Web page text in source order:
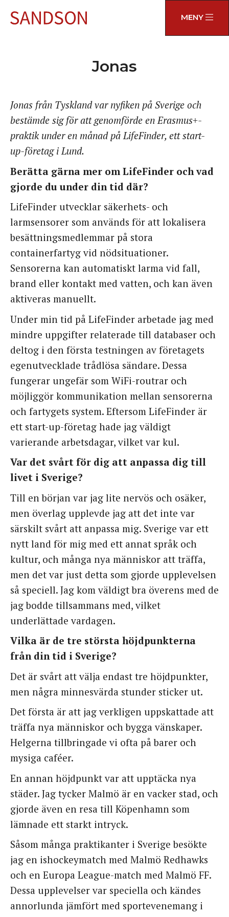
MENY
Jonas
Jonas från Tyskland var nyfiken på Sverige och
bestämde sig för att genomförde en Erasmus+-
praktik under en månad på LifeFinder, ett start-
up-företag i Lund.
Berätta gärna mer om LifeFinder och vad
gjorde du under din tid där?
LifeFinder utvecklar säkerhets- och
larmsensorer som används för att lokalisera
besättningsmedlemmar på stora
containerfartyg vid nödsituationer.
Sensorerna kan automatiskt larma vid fall,
brand eller kontakt med vatten, och kan även
aktiveras manuellt.
Under min tid på LifeFinder arbetade jag med
mindre uppgifter relaterade till databaser och
deltog i den första testningen av företagets
egenutvecklade trådlösa sändare. Dessa
fungerar ungefär som WiFi-routrar och
möjliggör kommunikation mellan sensorerna
och fartygets system. Eftersom LifeFinder är
ett start-up-företag hade jag väldigt
varierande arbetsdagar, vilket var kul.
Var det svårt för dig att anpassa dig till
livet i Sverige?
Till en början var jag lite nervös och osäker,
men överlag upplevde jag att det inte var
särskilt svårt att anpassa mig. Sverige var ett
nytt land för mig med ett annat språk och
kultur, och många nya människor att träffa,
men det var just detta som gjorde upplevelsen
så speciell. Jag kom väldigt bra överens med de
jag bodde tillsammans med, vilket
underlättade vardagen.
Vilka är de tre största höjdpunkterna
från din tid i Sverige?
Det är svårt att välja endast tre höjdpunkter,
men några minnesvärda stunder sticker ut.
Det första är att jag verkligen uppskattade att
träffa nya människor och bygga vänskaper.
Helgerna tillbringade vi ofta på barer och
mysiga caféer.
En annan höjdpunkt var att upptäcka nya
städer. Jag tycker Malmö är en vacker stad, och
gjorde även en resa till Köpenhamn som
lämnade ett starkt intryck.
Såsom många praktikanter i Sverige besökte
jag en ishockeymatch med Malmö Redhawks
och en Europa League-match med Malmö FF.
Dessa upplevelser var speciella och kändes
annorlunda jämfört med sportevenemang i